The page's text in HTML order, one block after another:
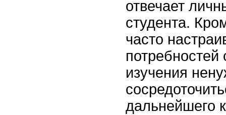
отвечает
студента.
часто
потребностей
изучения
дальнейшего